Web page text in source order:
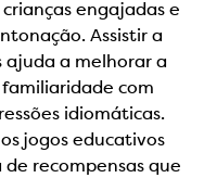
engajadas e
Assistir a
ajuda a melhorar a
com
idiomáticas.
os jogos educativos
recompensas que